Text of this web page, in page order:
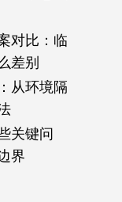
对比：临
差别
从环境隔
关键问
界